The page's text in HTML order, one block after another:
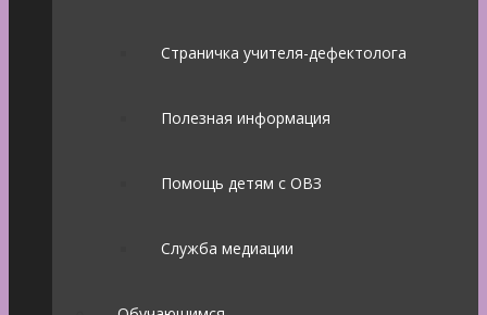
Страничка учителя-дефектолога
Полезная информация
Помощь детям с ОВЗ
Служба медиации